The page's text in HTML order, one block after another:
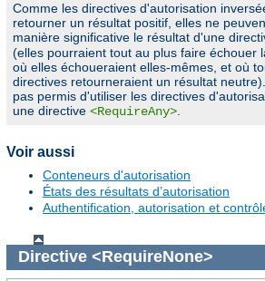
Comme les directives d'autorisation
retourner un résultat positif, elles ne
manière significative le résultat d'une
(elles pourraient tout au plus faire échouer
où elles échoueraient elles-mêmes, et où
directives retourneraient un résultat
pas permis d'utiliser les directives
une directive <RequireAny>.
Voir aussi
Conteneurs d'autorisation
États des résultats d’autorisation
Authentification, autorisation et
Directive <RequireNone>